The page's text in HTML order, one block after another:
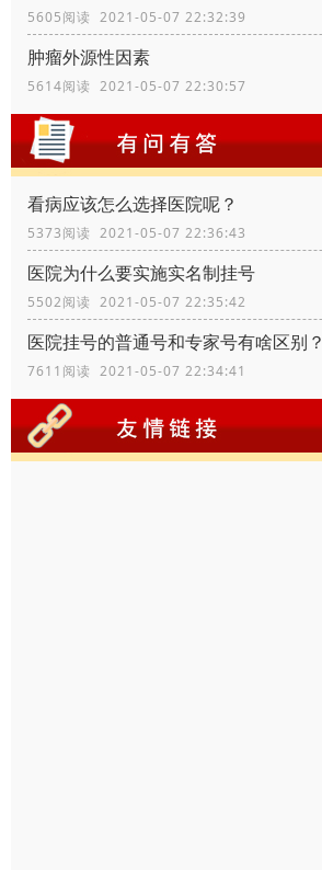
5605阅读 2021-05-07 22:32:39
肿瘤外源性因素
5614阅读 2021-05-07 22:30:57
看病应该怎么选择医院呢？
5373阅读 2021-05-07 22:36:43
医院为什么要实施实名制挂号
5502阅读 2021-05-07 22:35:42
医院挂号的普通号和专家号有啥区别？
7611阅读 2021-05-07 22:34:41